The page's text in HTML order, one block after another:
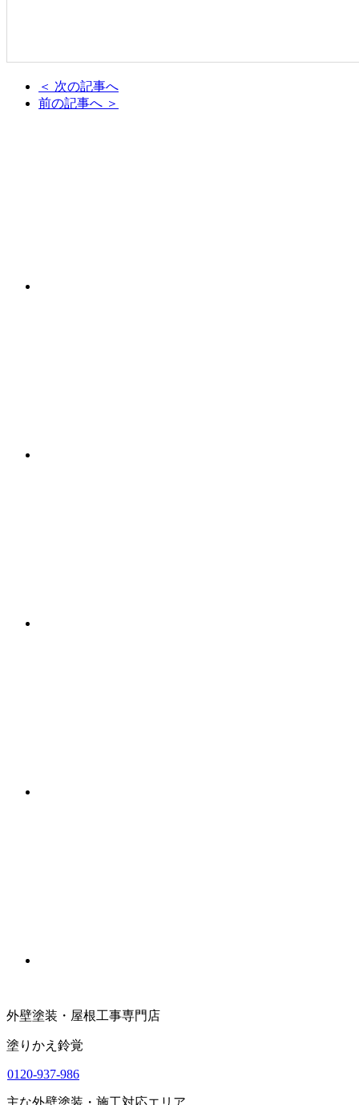
＜ 次の記事へ
前の記事へ ＞
外壁塗装・屋根工事専門店
塗りかえ鈴覚
0120-937-986
主な外壁塗装・施工対応エリア